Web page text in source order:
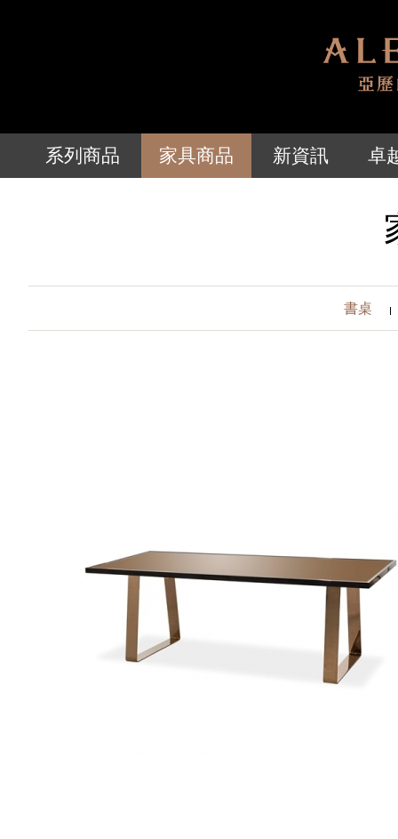
系列商品 家具商品 新資訊 卓
書桌